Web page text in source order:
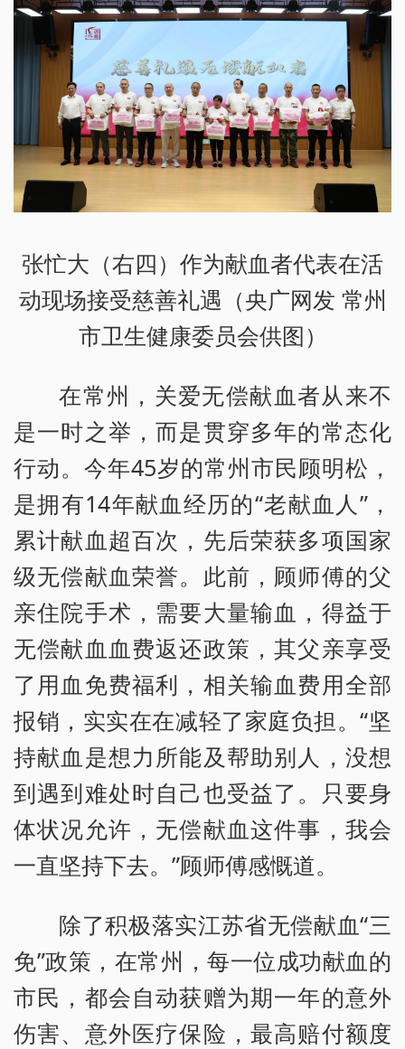
张忙大（右四）作为献血者代表在活
动现场接受慈善礼遇（央广网发 常州
市卫生健康委员会供图）
在常州，关爱无偿献血者从来不
是一时之举，而是贯穿多年的常态化
行动。今年45岁的常州市民顾明松，
是拥有14年献血经历的“老献血人”，
累计献血超百次，先后荣获多项国家
级无偿献血荣誉。此前，顾师傅的父
亲住院手术，需要大量输血，得益于
无偿献血血费返还政策，其父亲享受
了用血免费福利，相关输血费用全部
报销，实实在在减轻了家庭负担。“坚
持献血是想力所能及帮助别人，没想
到遇到难处时自己也受益了。只要身
体状况允许，无偿献血这件事，我会
一直坚持下去。”顾师傅感慨道。
除了积极落实江苏省无偿献血“三
免”政策，在常州，每一位成功献血的
市民，都会自动获赠为期一年的意外
伤害、意外医疗保险，最高赔付额度